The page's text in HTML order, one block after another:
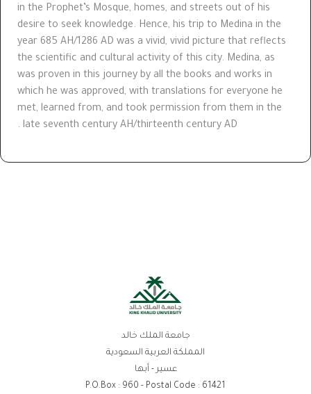
in the Prophet’s Mosque, homes, and streets out of his
desire to seek knowledge. Hence, his trip to Medina in the
year 685 AH/1286 AD was a vivid, vivid picture that reflects
the scientific and cultural activity of this city. Medina, as
was proven in this journey by all the books and works in
which he was approved, with translations for everyone he
met, learned from, and took permission from them in the
late seventh century AH/thirteenth century AD .
جامعة الملك خالد
المملكة العربية السعودية
عسير - أبها
P.O.Box : 960 - Postal Code : 61421